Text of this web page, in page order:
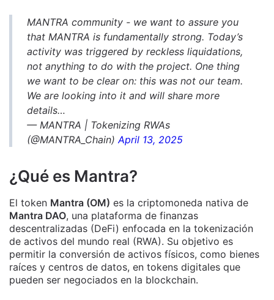
MANTRA community - we want to assure you
that MANTRA is fundamentally strong. Today’s
activity was triggered by reckless liquidations,
not anything to do with the project. One thing
we want to be clear on: this was not our team.
We are looking into it and will share more
details…
— MANTRA | Tokenizing RWAs
(@MANTRA_Chain) April 13, 2025
¿Qué es Mantra?
El token Mantra (OM) es la criptomoneda nativa de
Mantra DAO, una plataforma de finanzas
descentralizadas (DeFi) enfocada en la tokenización
de activos del mundo real (RWA). Su objetivo es
permitir la conversión de activos físicos, como bienes
raíces y centros de datos, en tokens digitales que
pueden ser negociados en la blockchain.